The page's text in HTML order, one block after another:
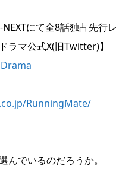
にて全8話独占先行
ラマ公式X(旧Twitter)】
RunningMate/
んでいるのだろうか。